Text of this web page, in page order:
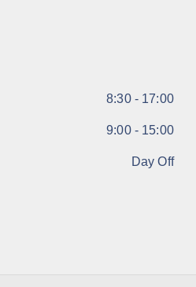
8:30 - 17:00
9:00 - 15:00
Day Off